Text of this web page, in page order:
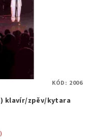
klavír/zpěv/kytara
KÓD: 2006